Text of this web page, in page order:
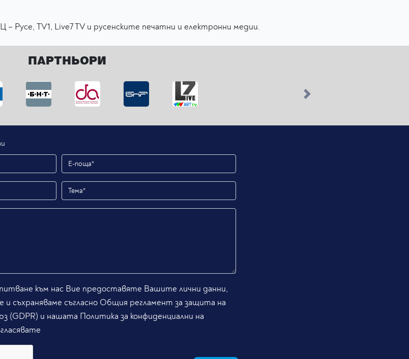
Русе, TV1, Live7 TV и русенските печатни и електронни медии.
ПАРТНЬОРИ
Next
към нас Вие предоставяте Вашите лични данни,
съхраняваме съгласно Общия регламент за защита на
(GDPR) и нашата Политика за конфиденциални на